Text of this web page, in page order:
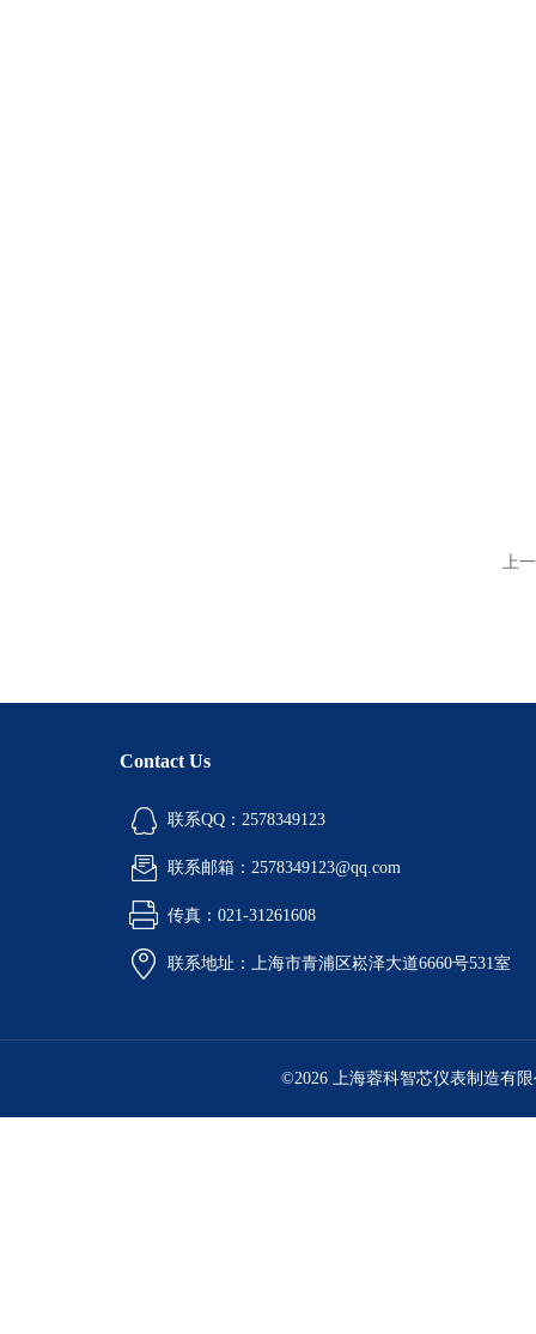
上
Contact Us
联系QQ：2578349123
联系邮箱：2578349123@qq.com
传真：021-31261608
联系地址：上海市青浦区崧泽大道6660号531室
©2026 上海蓉科智芯仪表制造有